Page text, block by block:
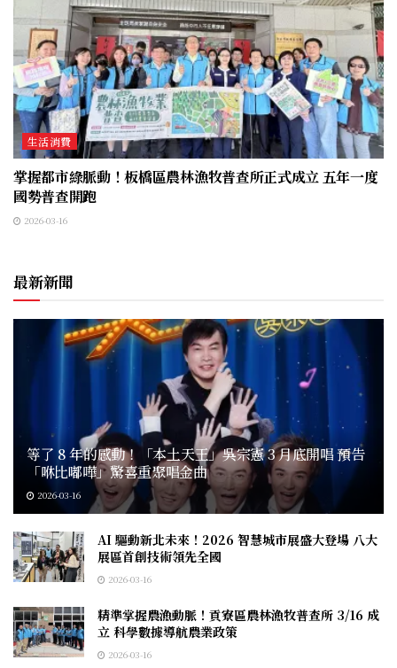
生活消費
掌握都市綠脈動！板橋區農林漁牧普查所正式成立 五年一度
國勢普查開跑
2026-03-16
最新新聞
等了 8 年的感動！「本土天王」吳宗憲 3 月底開唱 預告
「咻比嘟嘩」驚喜重聚唱金曲
2026-03-16
AI 驅動新北未來！2026 智慧城市展盛大登場 八大
展區首創技術領先全國
2026-03-16
精準掌握農漁動脈！貢寮區農林漁牧普查所 3/16 成
立 科學數據導航農業政策
2026-03-16